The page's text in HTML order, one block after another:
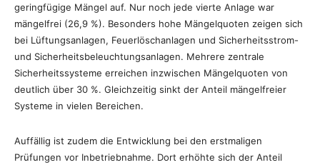
geringfügige Mängel auf. Nur noch jede vierte Anlage war
mängelfrei (26,9 %). Besonders hohe Mängelquoten zeigen sich
bei Lüftungsanlagen, Feuerlöschanlagen und Sicherheitsstrom-
und Sicherheitsbeleuchtungsanlagen. Mehrere zentrale
Sicherheitssysteme erreichen inzwischen Mängelquoten von
deutlich über 30 %. Gleichzeitig sinkt der Anteil mängelfreier
Systeme in vielen Bereichen.
Auffällig ist zudem die Entwicklung bei den erstmaligen
Prüfungen vor Inbetriebnahme. Dort erhöhte sich der Anteil